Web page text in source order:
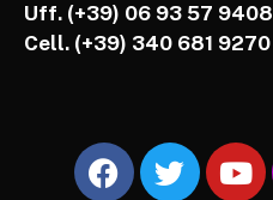
Uff. (+39) 06 93 57 9408
Cell. (+39) 340 681 9270